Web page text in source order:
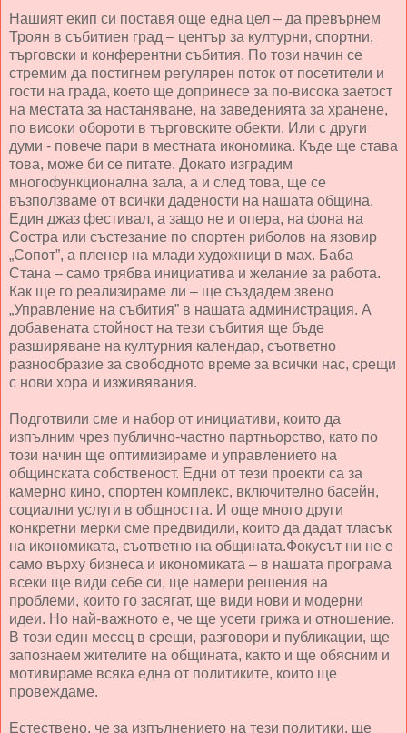
Нашият екип си поставя още една цел – да превърнем
Троян в събитиен град – център за културни, спортни,
търговски и конферентни събития. По този начин се
стремим да постигнем регулярен поток от посетители и
гости на града, което ще допринесе за по-висока заетост
на местата за настаняване, на заведенията за хранене,
по високи обороти в търговските обекти. Или с други
думи - повече пари в местната икономика. Къде ще става
това, може би се питате. Докато изградим
многофункционална зала, а и след това, ще се
възползваме от всички дадености на нашата община.
Един джаз фестивал, а защо не и опера, на фона на
Состра или състезание по спортен риболов на язовир
„Сопот”, а пленер на млади художници в мах. Баба
Стана – само трябва инициатива и желание за работа.
Как ще го реализираме ли – ще създадем звено
„Управление на събития” в нашата администрация. А
добавената стойност на тези събития ще бъде
разширяване на културния календар, съответно
разнообразие за свободното време за всички нас, срещи
с нови хора и изживявания.
Подготвили сме и набор от инициативи, които да
изпълним чрез публично-частно партньорство, като по
този начин ще оптимизираме и управлението на
общинската собственост. Едни от тези проекти са за
камерно кино, спортен комплекс, включително басейн,
социални услуги в общността. И още много други
конкретни мерки сме предвидили, които да дадат тласък
на икономиката, съответно на общината.Фокусът ни не е
само върху бизнеса и икономиката – в нашата програма
всеки ще види себе си, ще намери решения на
проблеми, които го засягат, ще види нови и модерни
идеи. Но най-важното е, че ще усети грижа и отношение.
В този един месец в срещи, разговори и публикации, ще
запознаем жителите на общината, както и ще обясним и
мотивираме всяка една от политиките, които ще
провеждаме.
Естествено, че за изпълнението на тези политики, ще